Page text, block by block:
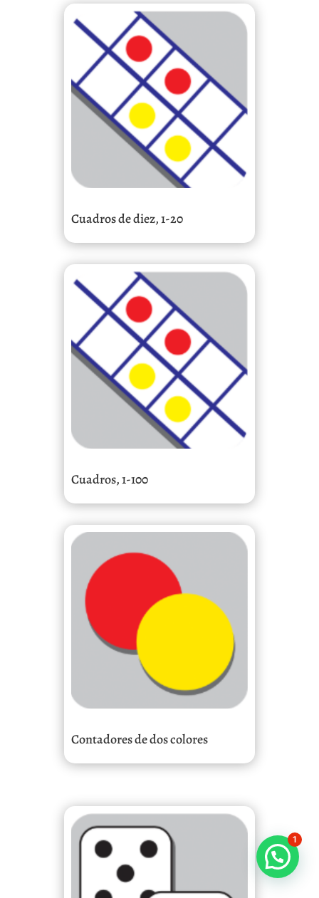
Cuadros de diez, 1-20
Cuadros, 1-100
Contadores de dos colores
1